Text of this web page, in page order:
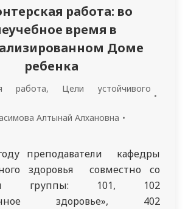
работа: во
время в
Доме
ребенка
работа, Цели устойчивого
Алтынай Алхановна
преподаватели кафедры
здоровья совместно со
группы: 101, 102
здоровье», 402